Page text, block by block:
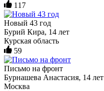
117
Новый 43 год
Бурий Кира, 14 лет
Курская область
59
Письмо на фронт
Бурнашева Анастасия, 14 лет
Москва